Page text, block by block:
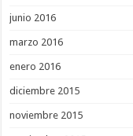
junio 2016
marzo 2016
enero 2016
diciembre 2015
noviembre 2015